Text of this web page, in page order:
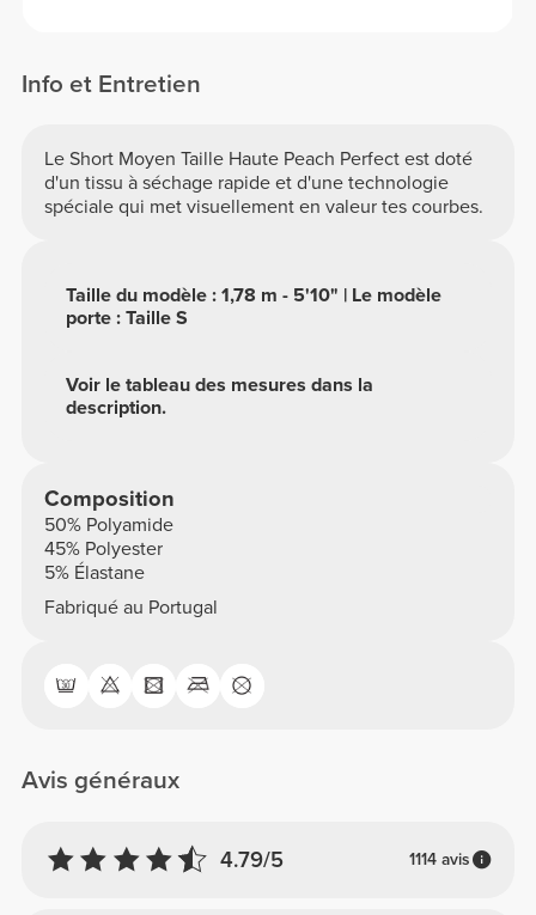
Info et Entretien
Le Short Moyen Taille Haute Peach Perfect est doté
d'un tissu à séchage rapide et d'une technologie
spéciale qui met visuellement en valeur tes courbes.
Voir le tableau des mesures dans la
description.
Taille du modèle : 1,78 m - 5'10" | Le modèle
porte : Taille S
Composition
50% Polyamide
45% Polyester
5% Élastane
Fabriqué au Portugal
Avis généraux
4.79/5 1114 avis